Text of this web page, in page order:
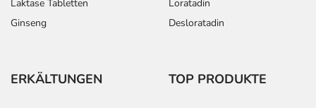
Laktase Tabletten
Ginseng
Loratadin
Desloratadin
ERKÄLTUNGEN TOP PRODUKTE